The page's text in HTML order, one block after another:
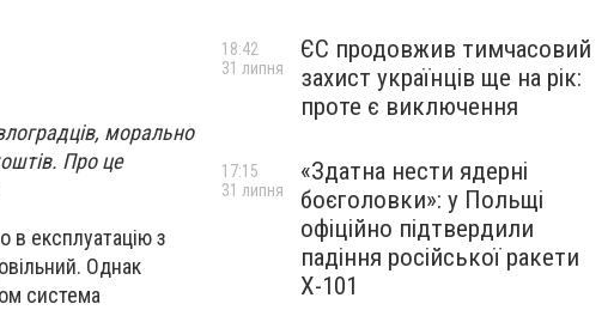
морально
Про це
в експлуатацію з
Однак
система
ЄС продовжив тимчасовий
захист українців ще на рік:
проте є виключення
18:42
31 липня
«Здатна нести ядерні
боєголовки»: у Польщі
офіційно підтвердили
падіння російської ракети
Х-101
17:15
31 липня